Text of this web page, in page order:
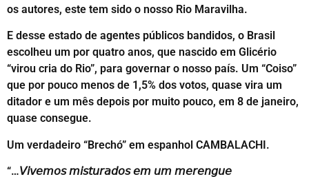
os autores, este tem sido o nosso Rio Maravilha.
E desse estado de agentes públicos bandidos, o Brasil
escolheu um por quatro anos, que nascido em Glicério
“virou cria do Rio”, para governar o nosso país. Um “Coiso”
que por pouco menos de 1,5% dos votos, quase vira um
ditador e um mês depois por muito pouco, em 8 de janeiro,
quase consegue.
Um verdadeiro “Brechó” em espanhol CAMBALACHI.
“…𝘝𝘪𝘷𝘦𝘮𝘰𝘴 𝘮𝘪𝘴𝘵𝘶𝘳𝘢𝘥𝘰𝘴 𝘦𝘮 𝘶𝘮 𝘮𝘦𝘳𝘦𝘯𝘨𝘶𝘦